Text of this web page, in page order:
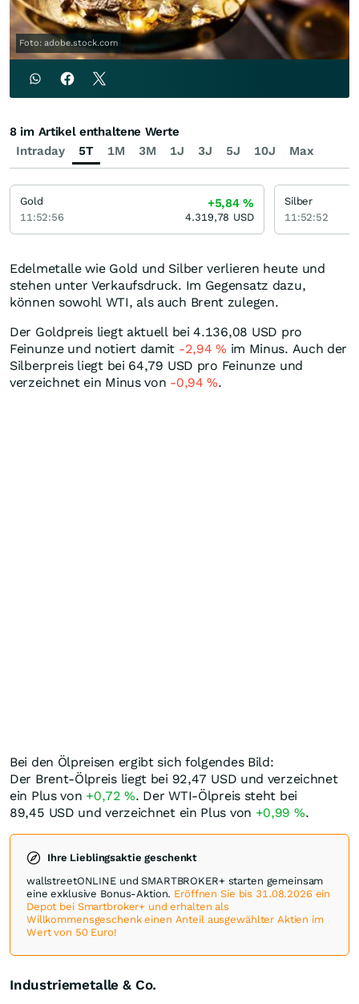
Foto: adobe.stock.com
Edelmetalle wie Gold und Silber verlieren heute und
stehen unter Verkaufsdruck. Im Gegensatz dazu,
können sowohl WTI, als auch Brent zulegen.
Der Goldpreis liegt aktuell bei 4.136,08 USD pro
Feinunze und notiert damit -2,94% im Minus. Auch der
Silberpreis liegt bei 64,79 USD pro Feinunze und
verzeichnet ein Minus von -0,94%.
Bei den Ölpreisen ergibt sich folgendes Bild:
Der Brent-Ölpreis liegt bei 92,47 USD und verzeichnet
ein Plus von +0,72%. Der WTI-Ölpreis steht bei
89,45 USD und verzeichnet ein Plus von +0,99 %.
Ihre Lieblingsaktie geschenkt
wallstreetONLINE und SMARTBROKER+ starten gemeinsam
eine exklusive Bonus-Aktion. Eröffnen Sie bis 31.08.2026 ein
Depot bei Smartbroker+ und erhalten als
Willkommensgeschenk einen Anteil ausgewählter Aktien im
Wert von 50 Euro!
Industriemetalle & Co.
Intraday 5T 1M 3M 1J 3J 5J 10J Max
8 im Artikel enthaltene Werte
Gold
11:52:56
+5,84%
4.319,78 USD
Silber
11:52:52